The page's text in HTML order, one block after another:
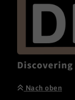
Nach oben